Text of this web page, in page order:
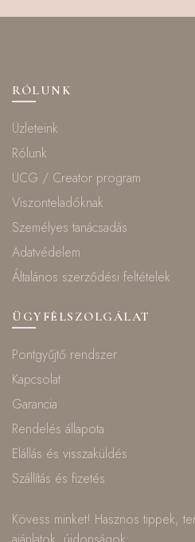
RÓLUNK
Üzleteink
Rólunk
UCG / Creator program
Viszonteladóknak
Személyes tanácsadás
Adatvédelem
Általános szerződési feltételek
ÜGYFÉLSZOLGÁLAT
Pontgyűjtő rendszer
Kapcsolat
Garancia
Rendelés állapota
Elállás és visszaküldés
Szállítás és fizetés
Kövess minket! Hasznos tippek,